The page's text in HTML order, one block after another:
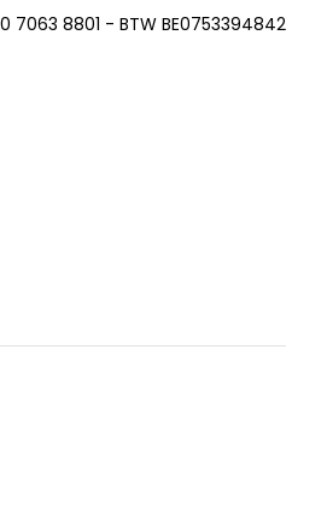
7063 8801 - BTW BE0753394842